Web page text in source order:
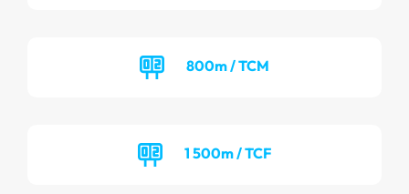
800m / TCM
1 500m / TCF